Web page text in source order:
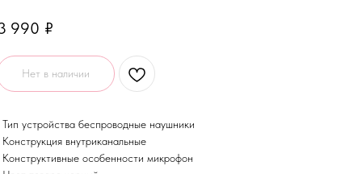
990 ₽
Нет в наличии
Тип устройства беспроводные наушники
Конструкция внутриканальные
Конструктивные особенности микрофон